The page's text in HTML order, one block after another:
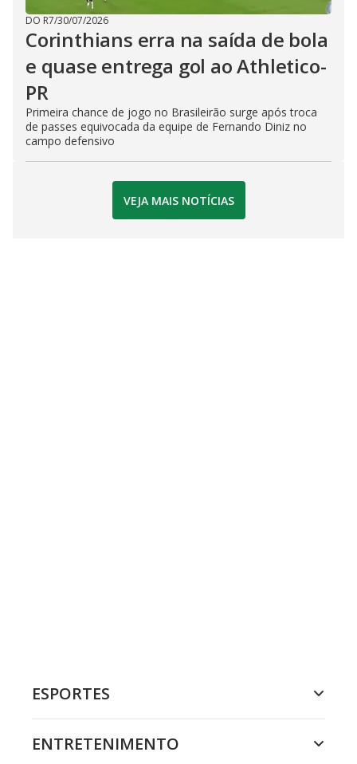
DO R7/30/07/2026
Corinthians erra na saída de bola
e quase entrega gol ao Athletico-
PR
Primeira chance de jogo no Brasileirão surge após troca
de passes equivocada da equipe de Fernando Diniz no
campo defensivo
VEJA MAIS NOTÍCIAS
ESPORTES
ENTRETENIMENTO